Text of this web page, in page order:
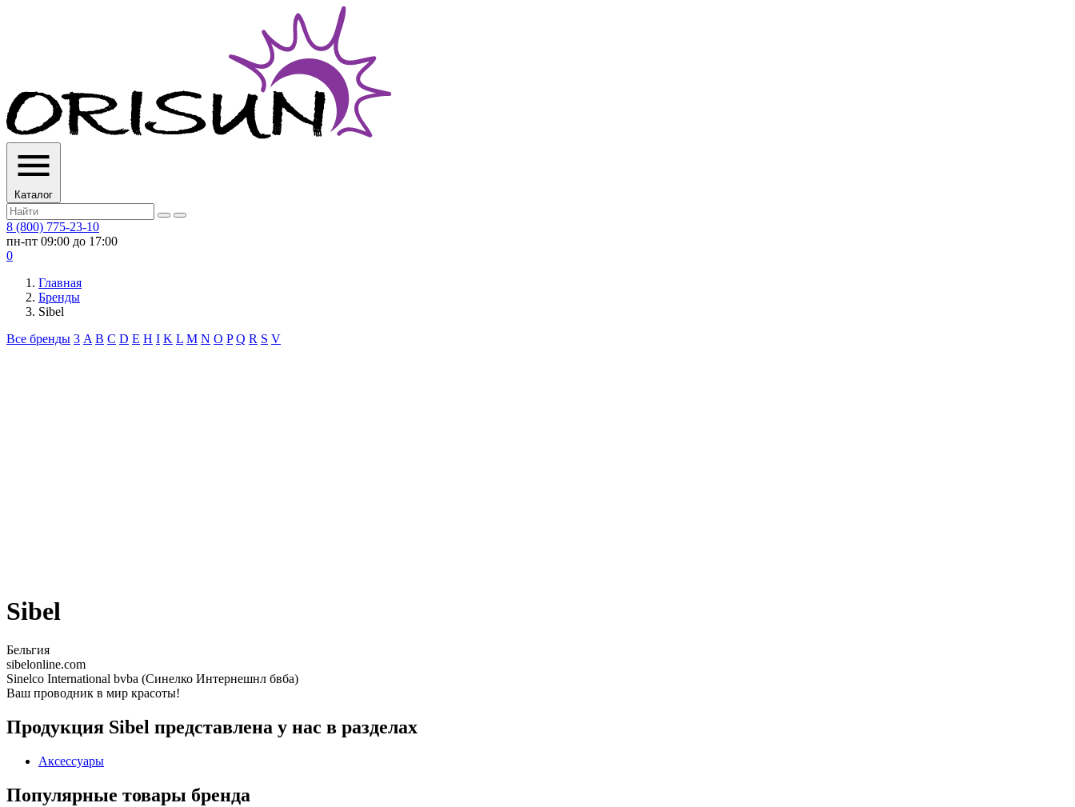
Каталог
8 (800) 775-23-10
пн-пт 09:00 до 17:00
0
Главная
Бренды
Sibel
Все бренды 3 A B C D E H I K L M N O P Q R S V
Sibel
Бельгия
sibelonline.com
Sinelco International bvba (Синелко Интернешнл бвба)
Ваш проводник в мир красоты!
Продукция Sibel представлена у нас в разделах
Аксессуары
Популярные товары бренда